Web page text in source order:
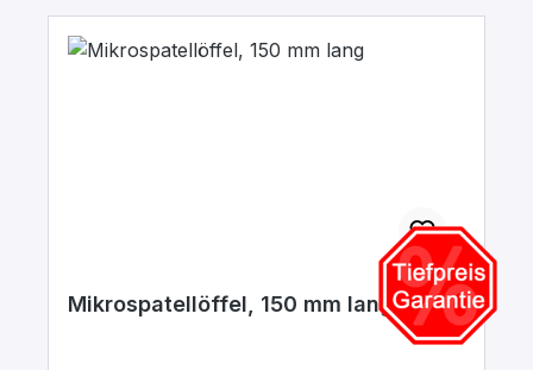
Mikrospatellöffel, 150 mm lang